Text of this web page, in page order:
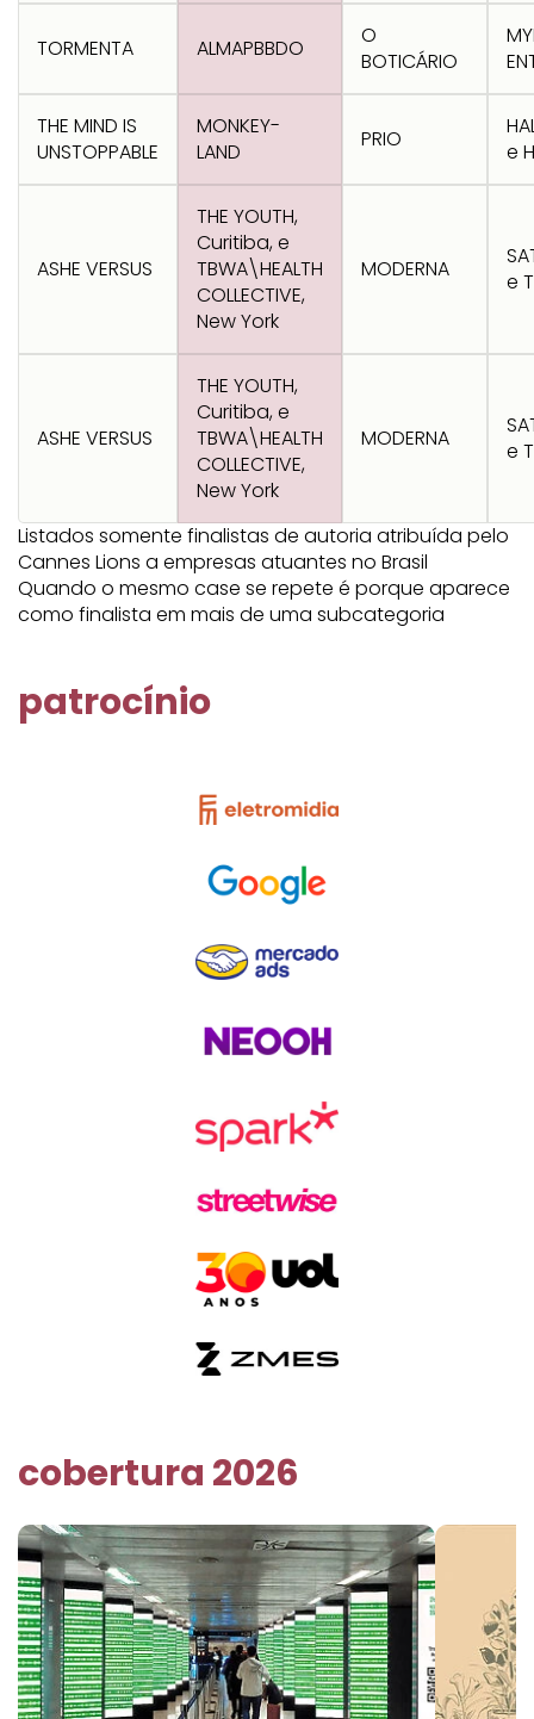
Transformation
Creative
Effectiveness
Entertainment
for Sport
Film Craft
Media
Creative Brand
Transformation
Commerce
Entertainment
for Music
Entertainment
for Sport
Innovation
Goals
Titanium
TORMENTA ALMAPBBDO
O
BOTICÁRIO
THE MIND IS
UNSTOPPABLE
MONKEY-
LAND
PRIO
e
ASHE VERSUS
THE YOUTH,
Curitiba, e
TBWA\HEALTH
COLLECTIVE,
New York
MODERNA
e
ASHE VERSUS
THE YOUTH,
Curitiba, e
TBWA\HEALTH
COLLECTIVE,
New York
MODERNA
e
Listados somente finalistas de autoria atribuída pelo
Cannes Lions a empresas atuantes no Brasil
Quando o mesmo case se repete é porque aparece
como finalista em mais de uma subcategoria
patrocínio
cobertura 2026